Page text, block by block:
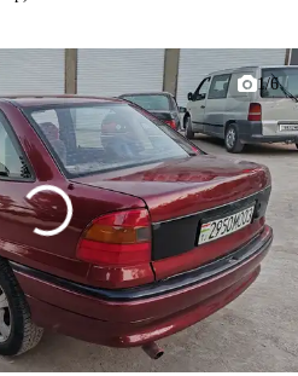
1/6